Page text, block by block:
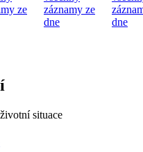
ze
záznamy ze
dne
dne
situace